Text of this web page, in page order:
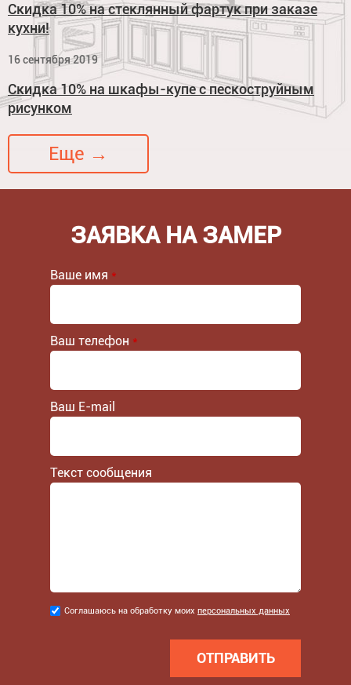
Скидка 10% на стеклянный фартук при заказе
кухни!
16 сентября 2019
Скидка 10% на шкафы-купе с пескоструйным
рисунком
Еще →
ЗАЯВКА НА ЗАМЕР
Ваше имя *
Ваш телефон *
Ваш E-mail
Текст сообщения
Соглашаюсь
Соглашаюсь на обработку моих персональных данных